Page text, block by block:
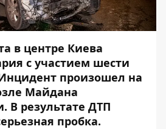
в центре Киева
с участием шести
произошел на
Майдана
В результате ДТП
пробка.